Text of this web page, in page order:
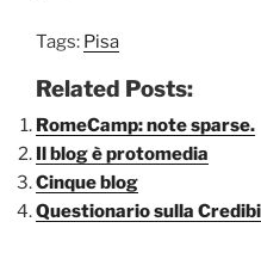
Tags: Pisa
Related Posts:
RomeCamp: note sparse.
Il blog è protomedia
Cinque blog
Questionario sulla